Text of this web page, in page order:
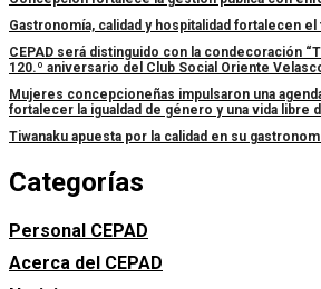
Gastronomía, calidad y hospitalidad fortalecen
CEPAD será distinguido con la condecoración
120.º aniversario del Club Social Oriente
Mujeres concepcioneñas impulsaron una
fortalecer la igualdad de género y una vida libre
Tiwanaku apuesta por la calidad en su
Categorías
Personal CEPAD
Acerca del CEPAD